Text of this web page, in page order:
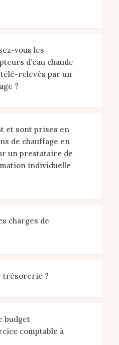
vous les
d’eau chaude
relevés par un
?
et sont prises en
de chauffage en
un prestataire de
individuelle
charges de
trésorerie ?
budget
comptable à